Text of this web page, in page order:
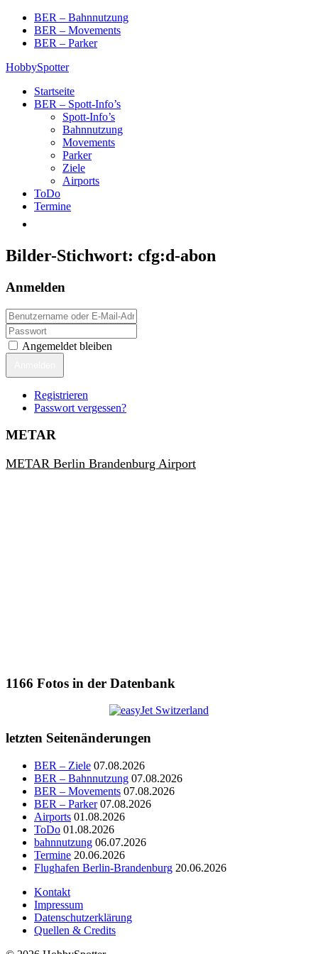
Skip
content
BER – Bahnnutzung
BER – Movements
BER – Parker
HobbySpotter
Startseite
BER – Spott-Info’s
Spott-Info’s
Bahnnutzung
Movements
Parker
Ziele
Airports
ToDo
Termine
Bilder-Stichwort: cfg:d-abon
Anmelden
Angemeldet bleiben
Registrieren
Passwort vergessen?
METAR
METAR Berlin Brandenburg Airport
1166 Fotos in der Datenbank
letzten Seitenänderungen
BER – Ziele 07.08.2026
BER – Bahnnutzung 07.08.2026
BER – Movements 07.08.2026
BER – Parker 07.08.2026
Airports 01.08.2026
ToDo 01.08.2026
bahnnutzung 06.07.2026
Termine 20.06.2026
Flughafen Berlin-Brandenburg 20.06.2026
Kontakt
Impressum
Datenschutzerklärung
Quellen & Credits